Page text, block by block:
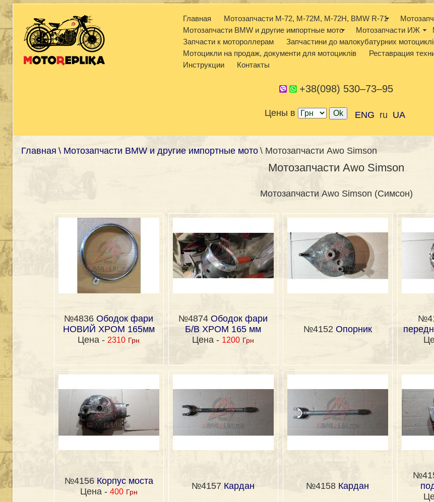
Главная Мотозапчасти М-72, М-72М, М-72Н, BMW R-71
Мотозапчасти BMW и другие импортные мото
Мотозапчасти ИЖ
Запчасти к мотороллерам
Запчастини до малокубатурних
Мотоцикли на продаж, документи для мотоциклів
Реставрация
Инструкции
Контакты
+38(098) 530–73–95
ENG ru UA
Цены в
Главная \ Мотозапчасти BMW и другие импортные мото \ Мотозапчасти Awo Simson
Мотозапчасти Awo Simson
Мотозапчасти Awo Simson (Симсон)
№4836 Ободок фари
НОВИЙ ХРОМ 165мм
Цена - 2310 Грн
№4874 Ободок фари
Б/В ХРОМ 165 мм
Цена - 1200 Грн
№4152 Опорник
№4156 Корпус моста
Цена - 400 Грн
№4157 Кардан №4158 Кардан